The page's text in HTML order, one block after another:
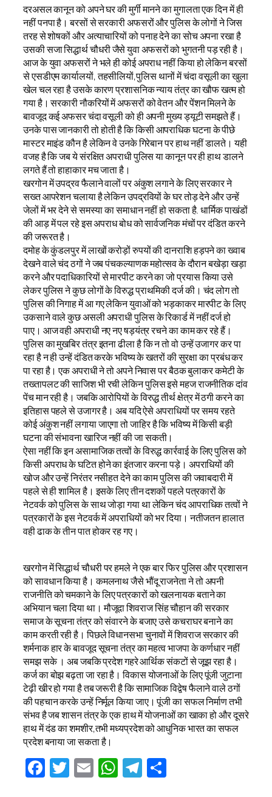
दरअसल कानून को अपने घर की मुर्गी मानने का मुगालता एक दिन में ही
नहीं पनपा है। बरसों से सरकारी अफसरों और पुलिस के लोगों ने जिस
तरह से शोषकों और अत्याचारियों को पनाह देने का सोच अपना रखा है
उसकी सजा सिद्धार्थ चौधरी जैसे युवा अफसरों को भुगतनी पड़ रही है।
आज के युवा अफसरों ने भले ही कोई अपराध नहीं किया हो लेकिन बरसों
से एसडीएम कार्यालयों, तहसीलियों,पुलिस थानों में चंदा वसूली का खुला
खेल चल रहा है उसके कारण प्रशासनिक न्याय तंत्र का खौफ खत्म हो
गया है। सरकारी नौकरियों में अफसरों को वेतन और पेंशन मिलने के
बावजूद कई अफसर चंदा वसूली को ही अपनी मुख्य ड्यूटी समझते हैं।
उनके पास जानकारी तो होती है कि किसी आपराधिक घटना के पीछे
मास्टर माइंड कौन है लेकिन वे उनके गिरेबान पर हाथ नहीं डालते। यही
वजह है कि जब ये संरक्षित अपराधी पुलिस या कानून पर ही हाथ डालने
लगते हैं तो हाहाकार मच जाता है।
खरगोन में उपद्रव फैलाने वालों पर अंकुश लगाने के लिए सरकार ने
सख्त आपरेशन चलाया है लेकिन उपद्रवियों के घर तोड़ देने और उन्हें
जेलों में भर देने से समस्या का समाधान नहीं हो सकता है. धार्मिक पाखंडों
की आड़ में पल रहे इस अपराध बोध को सार्वजनिक मंचों पर दंडित करने
की जरूरत है।
दमोह के कुंडलपुर में लाखों करोड़ों रुपयों की दानराशि हड़पने का ख्वाब
देखने वाले चंद ठगों ने जब पंचकल्याणक महोत्सव के दौरान बखेड़ा खड़ा
करने और पदाधिकारियों से मारपीट करने का जो प्रयास किया उसे
लेकर पुलिस ने कुछ लोगों के विरुद्ध प्राथमिकी दर्ज की। चंद लोग तो
पुलिस की निगाह में आ गए लेकिन युवाओं को भड़काकर मारपीट के लिए
उकसाने वाले कुछ असली अपराधी पुलिस के रिकार्ड में नहीं दर्ज हो
पाए। आज वही अपराधी नए नए षड़यंत्र रचने का काम कर रहे हैं।
पुलिस का मुखबिर तंत्र इतना ढीला है कि न तो वो उन्हें उजागर कर पा
रहा है न ही उन्हें दंडित करके भविष्य के खतरों की सुरक्षा का प्रबंध कर
पा रहा है। एक अपराधी ने तो अपने निवास पर बैठक बुलाकर कमेटी के
तख्तापलट की साजिश भी रची लेकिन पुलिस इसे महज राजनीतिक दांव
पेंच मान रही है। जबकि आरोपियों के विरुद्ध तीर्थ क्षेत्र में ठगी करने का
इतिहास पहले से उजागर है। अब यदि ऐसे अपराधियों पर समय रहते
कोई अंकुश नहीं लगाया जाएगा तो जाहिर है कि भविष्य में किसी बड़ी
घटना की संभावना खारिज नहीं की जा सकती।
ऐसा नहीं कि इन असामाजिक तत्वों के विरुद्ध कार्रवाई के लिए पुलिस को
किसी अपराध के घटित होने का इंतजार करना पड़े। अपराधियों की
खोज और उन्हें निरंतर नसीहत देने का काम पुलिस की जवाबदारी में
पहले से ही शामिल है। इसके लिए तीन दशकों पहले पत्रकारों के
नेटवर्क को पुलिस के साथ जोड़ा गया था लेकिन चंद आपराधिक तत्वों ने
पत्रकारों के इस नेटवर्क में अपराधियों को भर दिया। नतीजतन हालात
वही ढाक के तीन पात होकर रह गए।
खरगोन में सिद्धार्थ चौधरी पर हमले ने एक बार फिर पुलिस और प्रशासन
को सावधान किया है। कमलनाथ जैसे भौंदू राजनेता ने तो अपनी
राजनीति को चमकाने के लिए पत्रकारों को खलनायक बताने का
अभियान चला दिया था। मौजूदा शिवराज सिंह चौहान की सरकार
समाज के सूचना तंत्र को संवारने के बजाए उसे कचराघर बनाने का
काम करती रही है। पिछले विधानसभा चुनावों में शिवराज सरकार की
शर्मनाक हार के बावजूद सूचना तंत्र का महत्व भाजपा के कर्णधार नहीं
समझ सके । अब जबकि प्रदेश गहरे आर्थिक संकटों से जूझ रहा है।
कर्ज का बोझ बढ़ता जा रहा है। विकास योजनाओं के लिए पूंजी जुटाना
टेढ़ी खीर हो गया है तब जरूरी है कि सामाजिक विद्वेष फैलाने वाले ठगों
की पहचान करके उन्हें निर्मूल किया जाए। पूंजी का सफल निर्माण तभी
संभव है जब शासन तंत्र के एक हाथ में योजनाओं का खाका हो और दूसरे
हाथ में दंड का शमशीर,तभी मध्यप्रदेश को आधुनिक भारत का सफल
प्रदेश बनाया जा सकता है।
Facebook
Twitter
EmailWhatsApp
Telegram